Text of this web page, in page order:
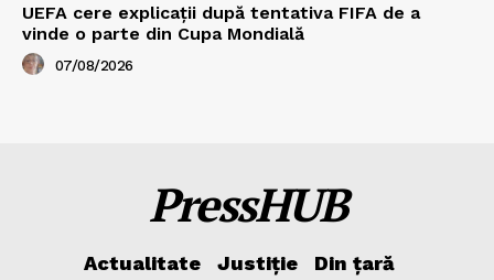
UEFA cere explicații după tentativa FIFA de a
vinde o parte din Cupa Mondială
07/08/2026
PressHUB
Actualitate Justiție
Din țară